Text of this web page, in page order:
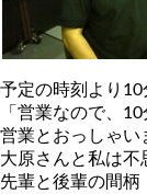
予定の時刻より10
「営業なので、
営業とおっしゃい
大原さんと私は不
先輩と後輩の間柄